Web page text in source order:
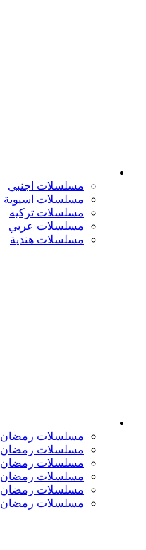
مسلسلات اجنبي
مسلسلات اسيوية
مسلسلات تركيه
مسلسلات عربي
مسلسلات هندية
مسلسلات رمضان 2026
مسلسلات رمضان 2025
مسلسلات رمضان 2024
مسلسلات رمضان 2023
مسلسلات رمضان 2022
مسلسلات رمضان 2021